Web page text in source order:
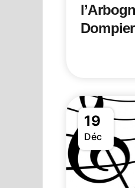
19
Déc